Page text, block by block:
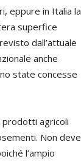
eppure in Italia la
superfice
dall’attuale
anche
state concesse
prodotti agricoli
Non deve
l’ampio